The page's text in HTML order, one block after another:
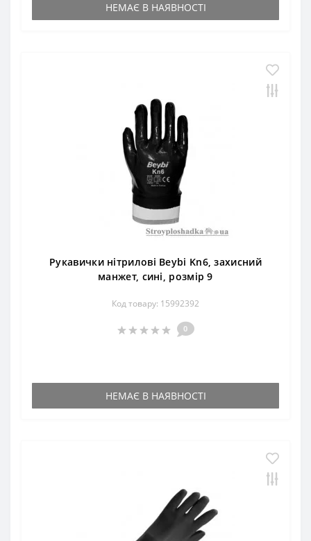
НЕМАЄ В НАЯВНОСТІ
Рукавички нітрилові Beybi Kn6, захисний
манжет, сині, розмір 9
Код товару: 15992392
0
НЕМАЄ В НАЯВНОСТІ